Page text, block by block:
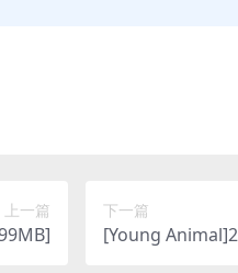
上一篇 下一篇
[Young